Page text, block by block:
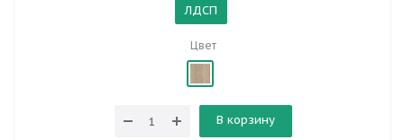
ЛДСП
Цвет
В корзину